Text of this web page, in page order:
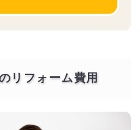
リフォーム費用